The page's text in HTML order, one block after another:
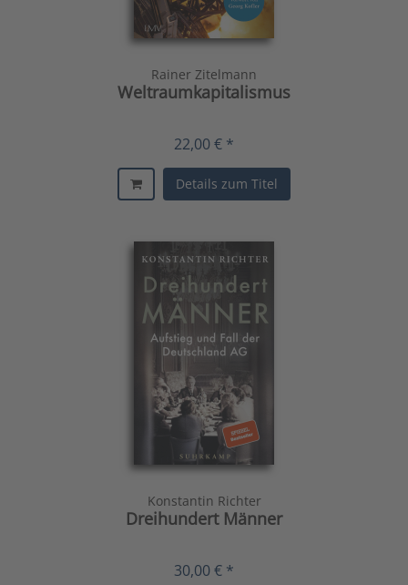
Rainer Zitelmann
Weltraumkapitalismus
22,00 € *
Details zum Titel
Konstantin Richter
Dreihundert Männer
30,00 € *